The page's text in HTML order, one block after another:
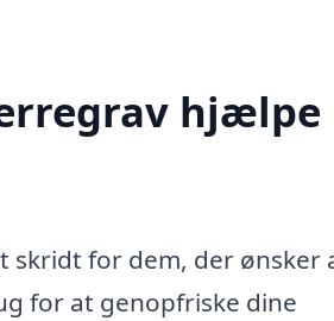
hjælpe
for dem, der ønsker
for at genopfriske dine